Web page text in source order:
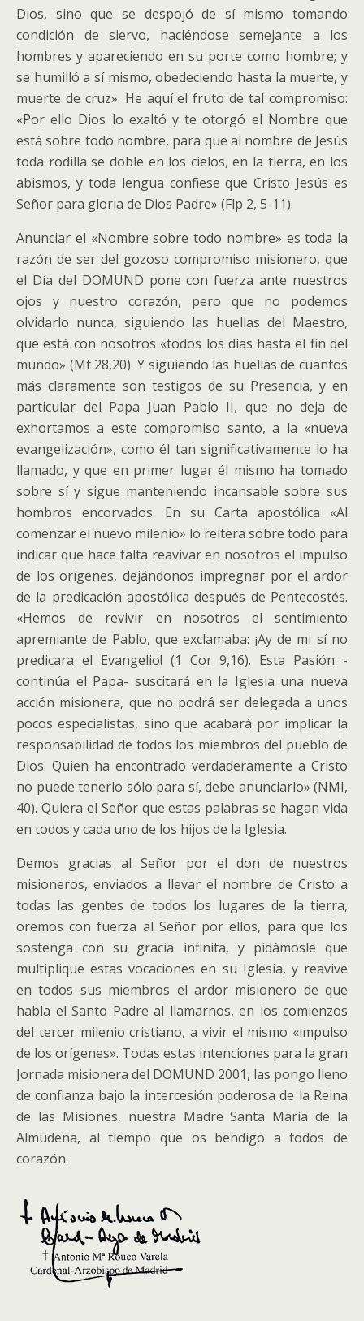
Dios, sino que se despojó de sí mismo tomando
condición de siervo, haciéndose semejante a los
hombres y apareciendo en su porte como hombre; y
se humilló a sí mismo, obedeciendo hasta la muerte, y
muerte de cruz». He aquí el fruto de tal compromiso:
«Por ello Dios lo exaltó y te otorgó el Nombre que
está sobre todo nombre, para que al nombre de Jesús
toda rodilla se doble en los cielos, en la tierra, en los
abismos, y toda lengua confiese que Cristo Jesús es
Señor para gloria de Dios Padre» (Flp 2, 5-11).
Anunciar el «Nombre sobre todo nombre» es toda la
razón de ser del gozoso compromiso misionero, que
el Día del DOMUND pone con fuerza ante nuestros
ojos y nuestro corazón, pero que no podemos
olvidarlo nunca, siguiendo las huellas del Maestro,
que está con nosotros «todos los días hasta el fin del
mundo» (Mt 28,20). Y siguiendo las huellas de cuantos
más claramente son testigos de su Presencia, y en
particular del Papa Juan Pablo II, que no deja de
exhortamos a este compromiso santo, a la «nueva
evangelización», como él tan significativamente lo ha
llamado, y que en primer lugar él mismo ha tomado
sobre sí y sigue manteniendo incansable sobre sus
hombros encorvados. En su Carta apostólica «Al
comenzar el nuevo milenio» lo reitera sobre todo para
indicar que hace falta reavivar en nosotros el impulso
de los orígenes, dejándonos impregnar por el ardor
de la predicación apostólica después de Pentecostés.
«Hemos de revivir en nosotros el sentimiento
apremiante de Pablo, que exclamaba: ¡Ay de mi sí no
predicara el Evangelio! (1 Cor 9,16). Esta Pasión -
continúa el Papa- suscitará en la Iglesia una nueva
acción misionera, que no podrá ser delegada a unos
pocos especialistas, sino que acabará por implicar la
responsabilidad de todos los miembros del pueblo de
Dios. Quien ha encontrado verdaderamente a Cristo
no puede tenerlo sólo para sí, debe anunciarlo» (NMI,
40). Quiera el Señor que estas palabras se hagan vida
en todos y cada uno de los hijos de la Iglesia.
Demos gracias al Señor por el don de nuestros
misioneros, enviados a llevar el nombre de Cristo a
todas las gentes de todos los lugares de la tierra,
oremos con fuerza al Señor por ellos, para que los
sostenga con su gracia infinita, y pidámosle que
multiplique estas vocaciones en su Iglesia, y reavive
en todos sus miembros el ardor misionero de que
habla el Santo Padre al llamarnos, en los comienzos
del tercer milenio cristiano, a vivir el mismo «impulso
de los orígenes». Todas estas intenciones para la gran
Jornada misionera del DOMUND 2001, las pongo lleno
de confianza bajo la intercesión poderosa de la Reina
de las Misiones, nuestra Madre Santa María de la
Almudena, al tiempo que os bendigo a todos de
corazón.